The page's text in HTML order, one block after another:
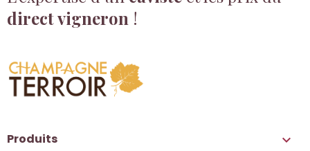
direct vigneron !
Produits 